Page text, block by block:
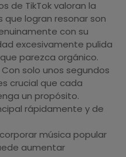
de TikTok valoran la
logran resonar son
con su
excesivamente pulida
parezca orgánico.
solo unos segundos
crucial que cada
un propósito.
rápidamente y de
música popular
aumentar